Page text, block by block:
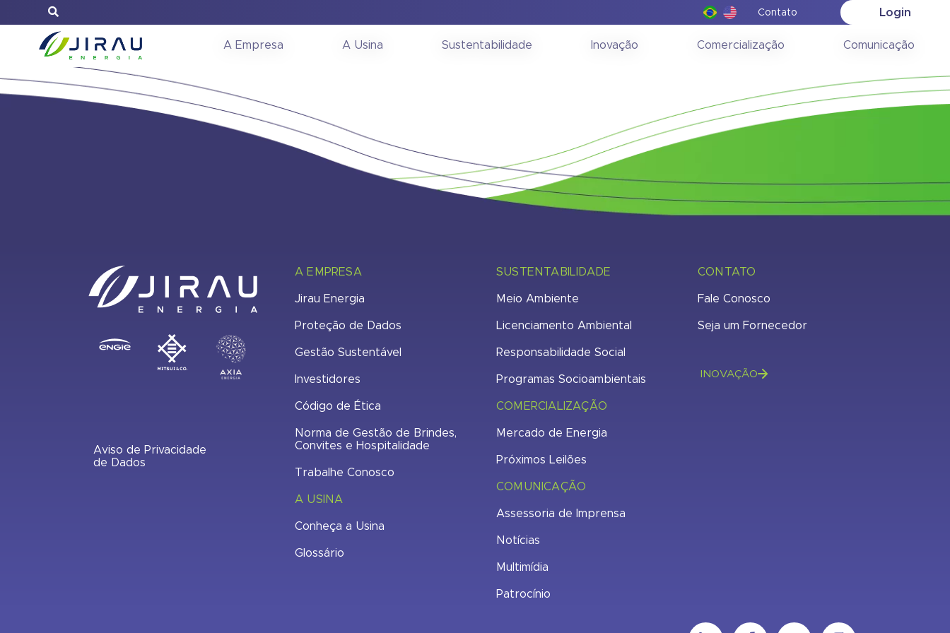
Contato Login
A Empresa A Usina Sustentabilidade Inovação Comercialização Comunicação
Reunião do Conselho Fiscal 08/09/2021
Aviso de Privacidade
de Dados
A EMPRESA
Jirau Energia
Proteção de Dados
Gestão Sustentável
Investidores
Código de Ética
Norma de Gestão de Brindes,
Convites e Hospitalidade
Trabalhe Conosco
A USINA
Conheça a Usina
Glossário
SUSTENTABILIDADE
Meio Ambiente
Licenciamento Ambiental
Responsabilidade Social
Programas Socioambientais
COMERCIALIZAÇÃO
Mercado de Energia
Próximos Leilões
COMUNICAÇÃO
Assessoria de Imprensa
Notícias
Multimídia
Patrocínio
CONTATO
Fale Conosco
Seja um Fornecedor
INOVAÇÃO